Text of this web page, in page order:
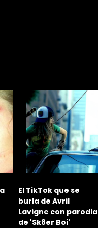
El TikTok que se
burla de Avril
Lavigne con parodia
de 'Sk8er Boi'